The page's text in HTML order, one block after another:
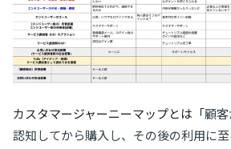
カスタマージャーニーマップとは「顧
認知してから購入し、その後の利用に